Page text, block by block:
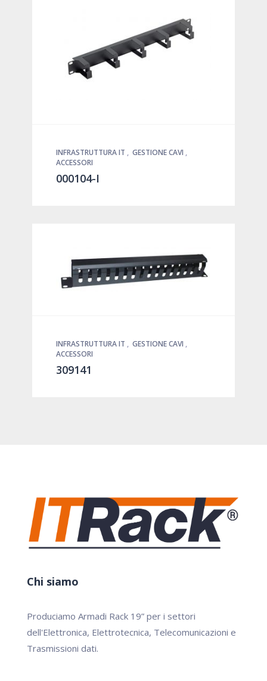
INFRASTRUTTURA IT , GESTIONE CAVI ,
ACCESSORI
000104-I
INFRASTRUTTURA IT , GESTIONE CAVI ,
ACCESSORI
309141
Chi siamo
Produciamo Armadi Rack 19” per i settori
dell'Elettronica, Elettrotecnica, Telecomunicazioni e
Trasmissioni dati.